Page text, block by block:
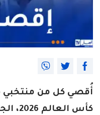
أُقصي كل من منتخبي
كأس